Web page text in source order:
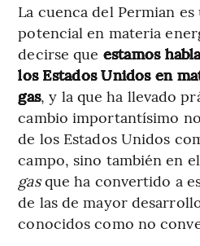
La cuenca del Permian
potencial en materia
decirse que estamos
los Estados Unidos en
gas, y la que ha llevado
cambio importantísimo
de los Estados Unidos
campo, sino también en
gasque ha convertido a
de las de mayor
conocidos como no